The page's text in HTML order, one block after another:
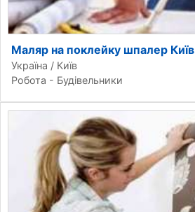
Маляр на поклейку шпалер Київ
Україна / Київ
Робота - Будівельники